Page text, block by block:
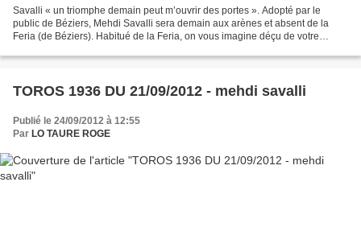
Savalli « un triomphe demain peut m’ouvrir des portes ». Adopté par le
public de Béziers, Mehdi Savalli sera demain aux arènes et absent de la
Feria (de Béziers). Habitué de la Feria, on vous imagine déçu de votre
TOROS 1936 DU 21/09/2012 - mehdi savalli
Publié le 24/09/2012 à 12:55
Par LO TAURE ROGE